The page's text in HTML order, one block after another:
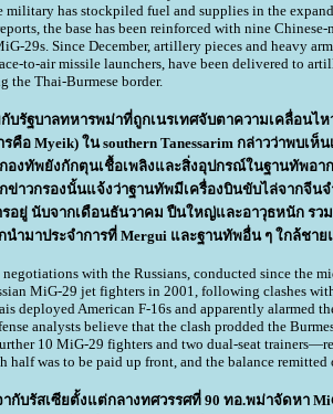
military has stockpiled fuel and supplies in the
the base has been reinforced with nine
29s. Since December, artillery pieces and heavy
to-air missile launchers, have been delivered to
the Thai-Burmese border.
บรัฐบาลทหารพม่าที่ถูกเนรเทศจับตาความเคลื่อนไ
รคือ Myeik) ใน southern Tanessarim กล่าวว่าพบเ
องทัพยังกักตุนเชื้อเพลิงและสิ่งอุปกรณ์ในฐานทัพอา
ข่าวกรองนั้นแจ้งว่าฐานทัพมีเครื่องบินขับไล่จากจีนจ
รอยู่ นับจากเดือนธันวาคม ปืนใหญ่และอาวุธหนัก รว
ำมาประจำการที่ Mergui และฐานทัพอื่น ๆ ใกล้ชา
with the Russians, conducted since the
MiG-29 jet fighters in 2001, following clashes
deployed American F-16s and apparently alarmed
analysts believe that the clash prodded the
10 MiG-29 fighters and two dual-seat
was to be paid up front, and the balance remitted
ากับรัสเซียตั้งแต่กลางทศวรรศที่ 90 ทอ.พม่าจัดหา